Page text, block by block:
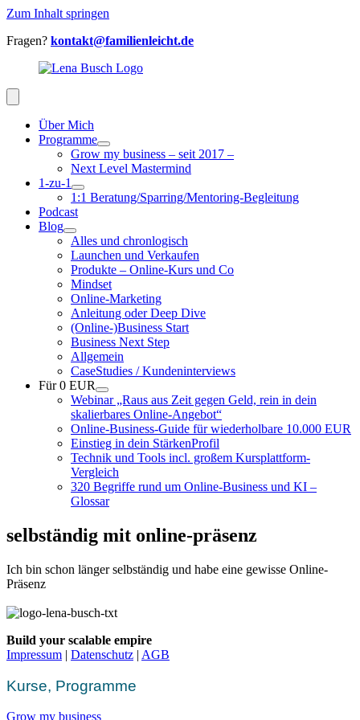
Zum Inhalt springen
Fragen? kontakt@familienleicht.de
Über Mich
Programme
Grow my business – seit 2017 –
Next Level Mastermind
1-zu-1
1:1 Beratung/Sparring/Mentoring-Begleitung
Podcast
Blog
Alles und chronlogisch
Launchen und Verkaufen
Produkte – Online-Kurs und Co
Mindset
Online-Marketing
Anleitung oder Deep Dive
(Online-)Business Start
Business Next Step
Allgemein
CaseStudies / Kundeninterviews
Für 0 EUR
Webinar „Raus aus Zeit gegen Geld, rein in dein
skalierbares Online-Angebot“
Online-Business-Guide für wiederholbare 10.000 EUR
Einstieg in dein StärkenProfil
Technik und Tools incl. großem Kursplattform-
Vergleich
320 Begriffe rund um Online-Business und KI –
Glossar
selbständig mit online-präsenz
Ich bin schon länger selbständig und habe eine gewisse Online-
Präsenz
Build your scalable empire
Impressum | Datenschutz | AGB
Kurse, Programme
Grow my business